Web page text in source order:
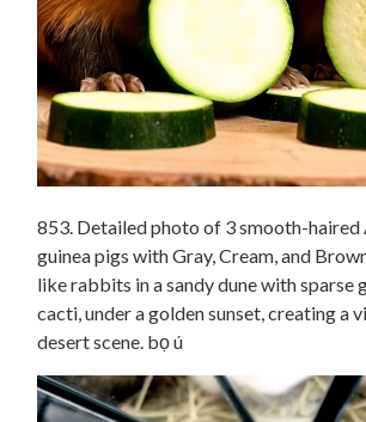
853. Detailed photo of 3 smooth-haired
guinea pigs with Gray, Cream, and
like rabbits in a sandy dune with sparse
cacti, under a golden sunset, creating a
desert scene. bọ ú